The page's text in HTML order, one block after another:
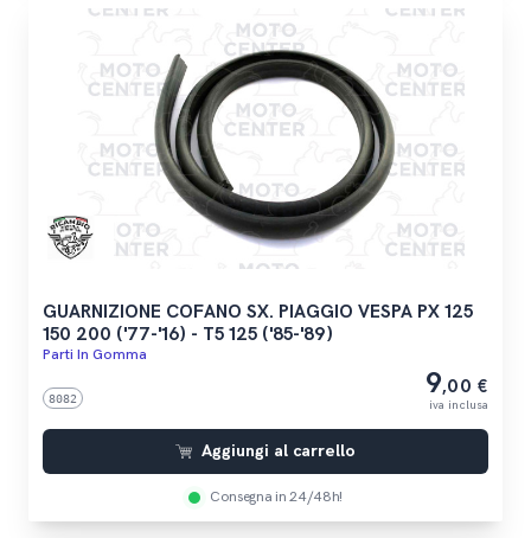
GUARNIZIONE COFANO SX. PIAGGIO VESPA PX 125
150 200 ('77-'16) - T5 125 ('85-'89)
Parti In Gomma
8082 9,00 €
iva inclusa
Aggiungi al carrello
Consegna in 24/48h!